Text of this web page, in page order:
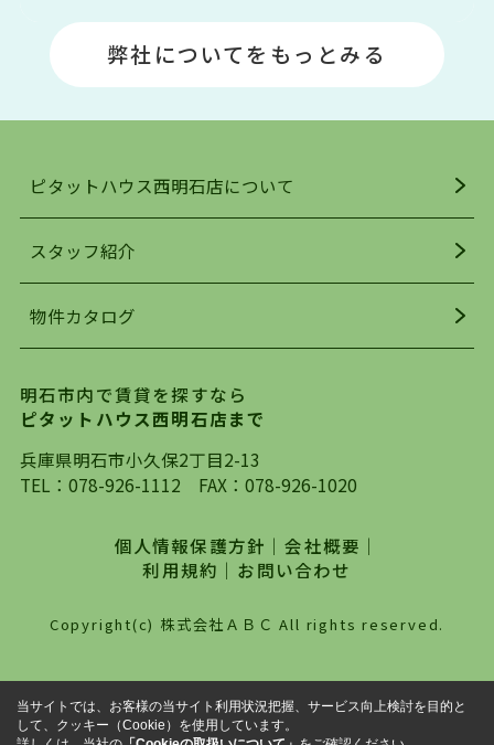
場や釣りスポットが多くあります。JR「大久保
駅」周辺には、ビブレ・イオンをはじめとした買
い物施設も多くあり、買い物にも困りません。
明石駅・西明石駅を中心に、明石市・神戸市西区
でお部屋探している方は、ぜひ当ＨＰにて物件を
お探しになってください。弊社は、スタッフの平
を行っており地域最大級の情報取扱量を誇ってお
ります。店頭で限られた物件をご紹介する、従来
自身でインターネットを利用し、理想のお部屋を
探していただき、選択していただいた物件情報に
対して、専門知識を持ったスタッフがサポートさ
せていただくスタイルを心がけております。私た
は、一度だけでは終わらない、お客様との末長い
お付き合いです。初めての一人暮らしから、就
職・ご結婚・売買物件の購入、などなど一生涯に
わたる、良きアドバイザーとして、地域に密着し
た営業スタイルで様々なお役立ちができればと強
わせください。
弊社についてをもっとみる
ピタットハウス西明石店について
スタッフ紹介
物件カタログ
明石市内で賃貸を探すなら
ピタットハウス西明石店まで
兵庫県明石市小久保2丁目2-13
TEL： 078-926-1112 FAX：078-926-1020
個人情報保護方針 ｜会社概要 ｜
利用規約 ｜ お問い合わせ
Copyright(c) 株式会社ＡＢＣ All rights reserved.
当サイトでは、お客様の当サイト利用状況把握、サービス向上検討を目的と
して、クッキー（Cookie）を使用しています。